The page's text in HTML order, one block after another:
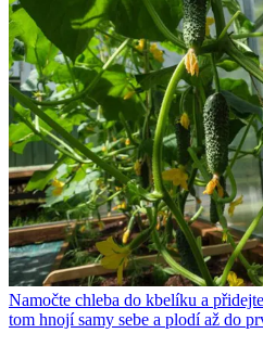
Namočte chleba do kbelíku a
tom hnojí samy sebe a plodí až do